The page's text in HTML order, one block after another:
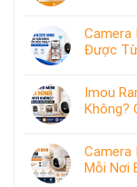
Camera
Được
Imou
Không?
Camera
Mỗi Nơi